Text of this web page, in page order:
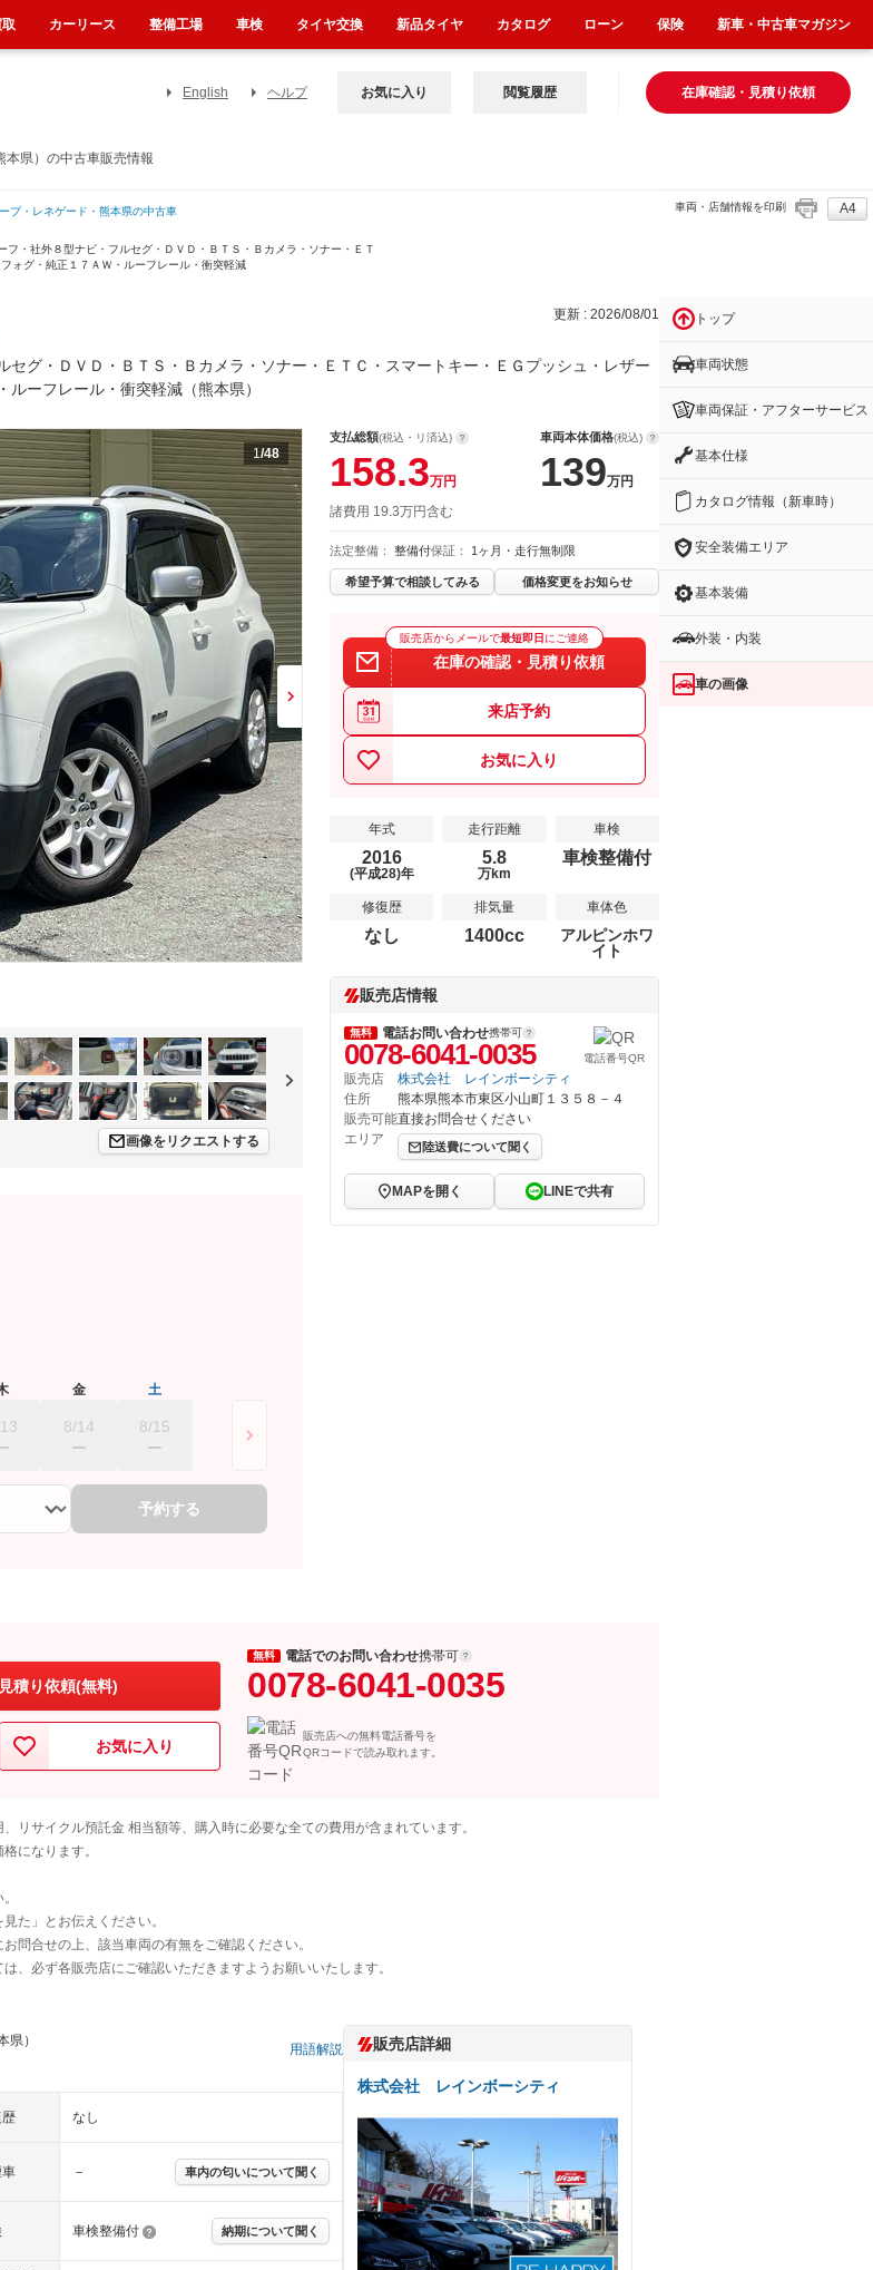
県）の中古車販売情報
English ヘルプ 在庫確認・見積り依頼
お気に入り 閲覧履歴
プ・レネゲード・熊本県の中古車
・社外８型ナビ・フルセグ・ＤＶＤ・ＢＴＳ・Ｂカメラ・ソナー・ＥＴ
ォグ・純正１７ＡＷ・ルーフレール・衝突軽減
車両・店舗情報を印刷 A4
更新 : 2026/08/01
グ・ＤＶＤ・ＢＴＳ・Ｂカメラ・ソナー・ＥＴＣ・スマートキー・ＥＧプッシュ・レザー
ーフレール・衝突軽減（熊本県）
1/48
画像をリクエストする
金
8/14
土
8/15
予約する
支払総額(税込・リ済込)
158.3万円
車両本体価格(税込)
139万円
諸費用 19.3万円含む
法定整備： 整備付保証： 1ヶ月・走行無制限
希望予算で相談してみる 価格変更をお知らせ
販売店からメールで最短即日 にご連絡
在庫の確認・見積り依頼
来店予約
お気に入り
年式
2016
(平成28)年
走行距離
5.8
万km
車検
車検整備付
修復歴
なし
排気量
1400cc
車体色
アルピンホワ
イト
販売店情報
無料 電話お問い合わせ携帯可
0078-6041-0035 電話番号QR
販売店
株式会社 レインボーシティ
住所
熊本県熊本市東区小山町１３５８－４
販売可能
エリア
直接お問合せください
陸送費について聞く
MAPを開く LINEで共有
積り依頼(無料)
お気に入り
無料 電話でのお問い合わせ携帯可
0078-6041-0035
販売店への無料電話番号を
QRコードで読み取れます。
リサイクル預託金 相当額等、購入時に必要な全ての費用が含まれています。
になります。
た」とお伝えください。
問合せの上、該当車両の有無をご確認ください。
、必ず各販売店にご確認いただきますようお願いいたします。
県）
用語解説
なし
－ 車内の匂いについて聞く
車検整備付 納期について聞く
販売店詳細
株式会社 レインボーシティ
トップ
車両状態
車両保証・アフターサービス
基本仕様
カタログ情報（新車時）
安全装備エリア
基本装備
外装・内装
車の画像
カーリース 整備工場 車検 タイヤ交換 新品タイヤ カタログ ローン 保険 新車・中古車マガジン